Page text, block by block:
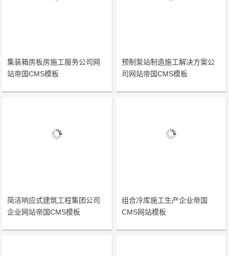
集装箱房板房施工服务公司网
站帝国CMS模板
预制泵站制造施工解决方案公
司网站帝国CMS模板
简洁响应式建筑工程集团公司
企业网站帝国CMS模板
组合冷库施工生产企业帝国
CMS网站模板